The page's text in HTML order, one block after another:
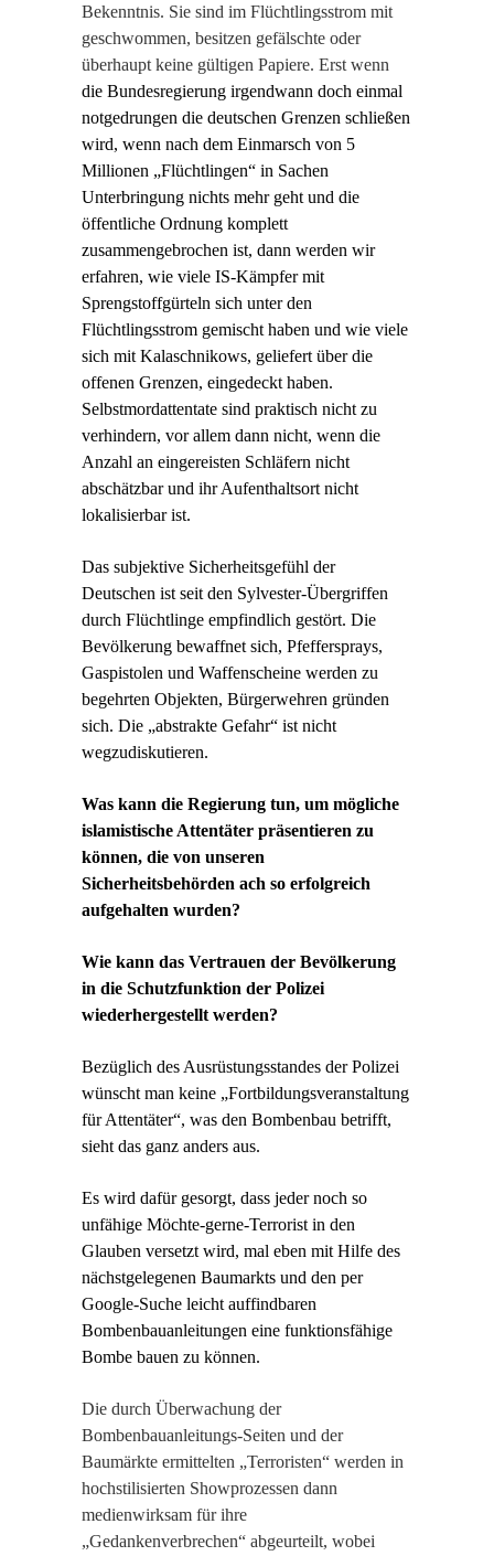
Bekenntnis. Sie sind im Flüchtlingsstrom mit
geschwommen, besitzen gefälschte oder
überhaupt keine gültigen Papiere. Erst wenn
die Bundesregierung irgendwann doch einmal
notgedrungen die deutschen Grenzen schließen
wird, wenn nach dem Einmarsch von 5
Millionen „Flüchtlingen“ in Sachen
Unterbringung nichts mehr geht und die
öffentliche Ordnung komplett
zusammengebrochen ist, dann werden wir
erfahren, wie viele IS-Kämpfer mit
Sprengstoffgürteln sich unter den
Flüchtlingsstrom gemischt haben und wie viele
sich mit Kalaschnikows, geliefert über die
offenen Grenzen, eingedeckt haben.
Selbstmordattentate sind praktisch nicht zu
verhindern, vor allem dann nicht, wenn die
Anzahl an eingereisten Schläfern nicht
abschätzbar und ihr Aufenthaltsort nicht
lokalisierbar ist.
Das subjektive Sicherheitsgefühl der
Deutschen ist seit den Sylvester-Übergriffen
durch Flüchtlinge empfindlich gestört. Die
Bevölkerung bewaffnet sich, Pfeffersprays,
Gaspistolen und Waffenscheine werden zu
begehrten Objekten, Bürgerwehren gründen
sich. Die „abstrakte Gefahr“ ist nicht
wegzudiskutieren.
Was kann die Regierung tun, um mögliche
islamistische Attentäter präsentieren zu
können, die von unseren
Sicherheitsbehörden ach so erfolgreich
aufgehalten wurden?
Wie kann das Vertrauen der Bevölkerung
in die Schutzfunktion der Polizei
wiederhergestellt werden?
Bezüglich des Ausrüstungsstandes der Polizei
wünscht man keine „Fortbildungsveranstaltung
für Attentäter“, was den Bombenbau betrifft,
sieht das ganz anders aus.
Es wird dafür gesorgt, dass jeder noch so
unfähige Möchte-gerne-Terrorist in den
Glauben versetzt wird, mal eben mit Hilfe des
nächstgelegenen Baumarkts und den per
Google-Suche leicht auffindbaren
Bombenbauanleitungen eine funktionsfähige
Bombe bauen zu können.
Die durch Überwachung der
Bombenbauanleitungs-Seiten und der
Baumärkte ermittelten „Terroristen“ werden in
hochstilisierten Showprozessen dann
medienwirksam für ihre
„Gedankenverbrechen“ abgeurteilt, wobei